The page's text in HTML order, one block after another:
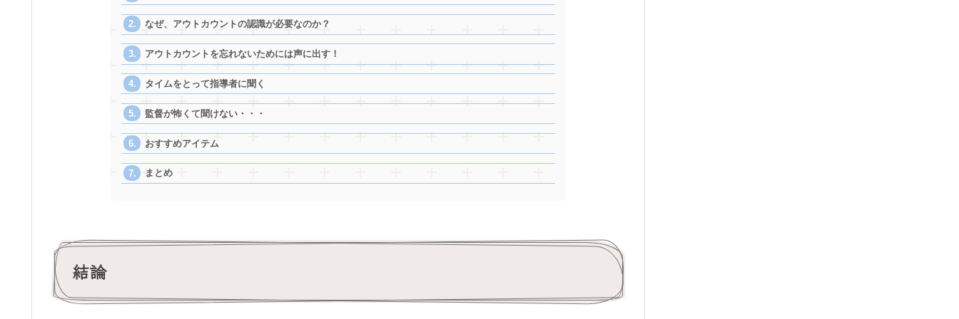
なぜ、アウトカウントの認識が必要なのか？
アウトカウントを忘れないためには声に出す！
タイムをとって指導者に聞く
監督が怖くて聞けない・・・
おすすめアイテム
まとめ
結論